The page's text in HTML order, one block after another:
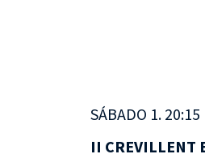
SÁBADO 1.
II CREVILLENT